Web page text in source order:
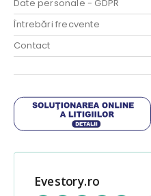
Date personale - GDPR
Întrebări frecvente
Contact
Evestory.ro